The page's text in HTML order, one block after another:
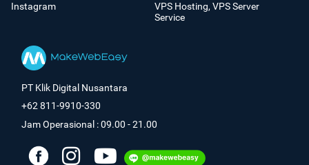
Instagram
VPS Hosting, VPS Server
Service
PT Klik Digital Nusantara
+62 811-9910-330
Jam Operasional : 09.00 - 21.00